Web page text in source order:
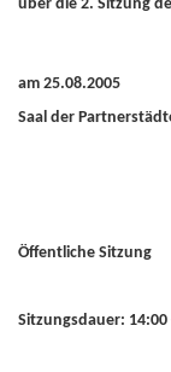
über die 2. Sitzung
am 25.08.2005
Saal der
Öffentliche Sitzung
Sitzungsdauer: 14:00